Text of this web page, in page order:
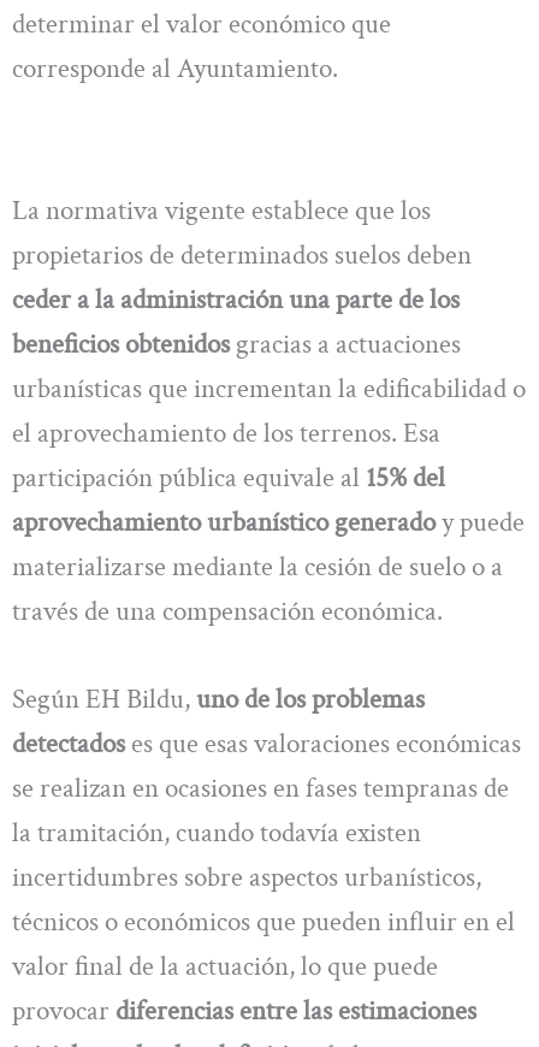
determinar el valor económico que
corresponde al Ayuntamiento.
La normativa vigente establece que los
propietarios de determinados suelos deben
ceder a la administración una parte de los
beneficios obtenidosgracias a actuaciones
urbanísticas que incrementan la edificabilidad o
el aprovechamiento de los terrenos. Esa
participación pública equivale al 15% del
aprovechamiento urbanístico generadoy puede
materializarse mediante la cesión de suelo o a
través de una compensación económica.
Según EH Bildu,uno de los problemas
detectadoses que esas valoraciones económicas
se realizan en ocasiones en fases tempranas de
la tramitación, cuando todavía existen
incertidumbres sobre aspectos urbanísticos,
técnicos o económicos que pueden influir en el
valor final de la actuación, lo que puede
provocar diferencias entre las estimaciones